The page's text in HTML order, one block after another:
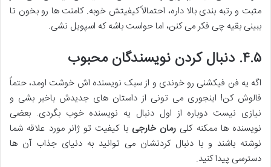
مثبت و رتبه بندی بالا داره، احتمالاً کیفیتش خوبه. کامنت ها رو بخون تا
ببینی بقیه چی فکر می کنن، اما حواست باشه که اسپویل نشی.
۴.۵. دنبال کردن نویسندگان محبوب
اگه یه فن فیکشنی رو خوندی و از سبک نویسنده اش خوشت اومد، حتماً
فالوش کن! اینجوری می تونی از داستان های جدیدش باخبر بشی و
نیازی نیست دوباره از اول دنبال یه نویسنده خوب بگردی. بعضی
نویسنده ها ممکنه کلی رمان خارجی با کیفیت تو ژانر مورد علاقه شما
نوشته باشند و با دنبال کردنشان می توانید به دنیای جذاب آن ها
دسترسی پیدا کنید.